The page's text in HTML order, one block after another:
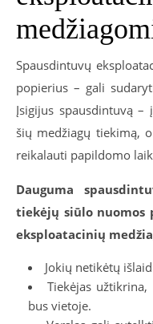
Spausdintuvų
popierius – gali
Įsigijus spausdintuvą
šių medžiagų tiekimą,
reikalauti papildomo
Dauguma
tiekėjų siūlo nuomos
eksploatacinių
Jokių netikėtų
Tiekėjas
bus vietoje.